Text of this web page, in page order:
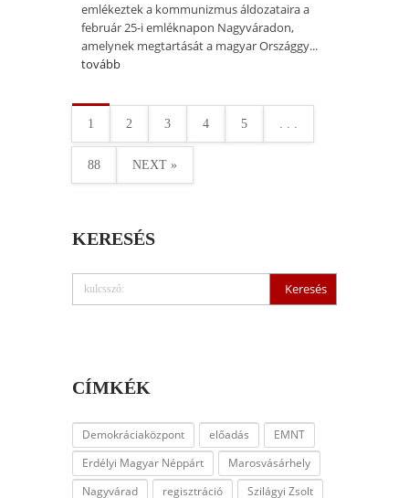
emlékeztek a kommunizmus áldozataira a
február 25-i emléknapon Nagyváradon,
amelynek megtartását a magyar Országgy...
tovább
1 2 3 4 5 . . .
88 NEXT »
KERESÉS
CÍMKÉK
Demokráciaközpont előadás
EMNT
Erdélyi Magyar Néppárt
Marosvásárhely
Nagyvárad
regisztráció
Szilágyi Zsolt